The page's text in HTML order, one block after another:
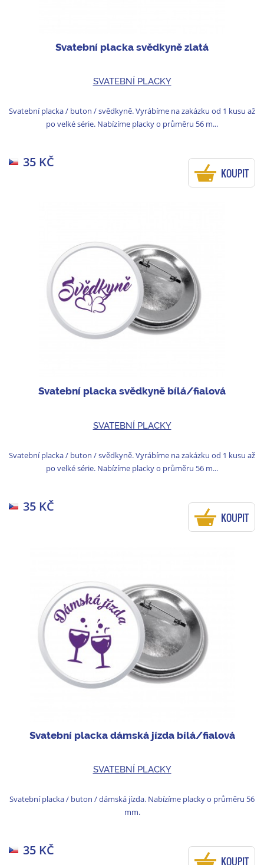
Svatební placka svědkyně zlatá
SVATEBNÍ PLACKY
Svatební placka / buton / svědkyně. Vyrábíme na zakázku od 1 kusu až
po velké série. Nabízíme placky o průměru 56 m...
35 KČ
KOUPIT
Svatební placka svědkyně bílá/fialová
SVATEBNÍ PLACKY
Svatební placka / buton / svědkyně. Vyrábíme na zakázku od 1 kusu až
po velké série. Nabízíme placky o průměru 56 m...
35 KČ
KOUPIT
Svatební placka dámská jízda bílá/fialová
SVATEBNÍ PLACKY
Svatební placka / buton / dámská jízda. Nabízíme placky o průměru 56
mm.
35 KČ
KOUPIT